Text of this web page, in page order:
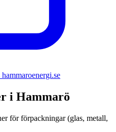
hammaroenergi.se
i Hammarö
för förpackningar (glas, metall,